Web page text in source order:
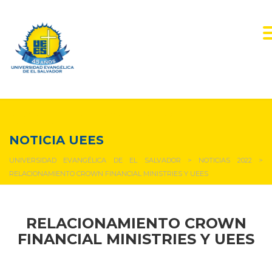
NOTICIA UEES
UNIVERSIDAD EVANGÉLICA DE EL SALVADOR > NOTICIAS 2022>
RELACIONAMIENTO CROWN FINANCIAL MINISTRIES Y UEES
RELACIONAMIENTO CROWN
FINANCIAL MINISTRIES Y UEES